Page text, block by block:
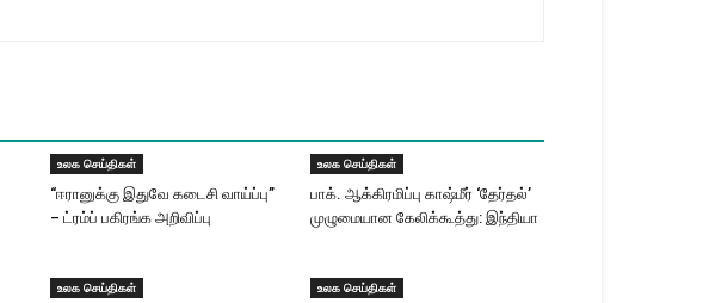
உலக செய்திகள்
“ஈரானுக்கு இதுவே கடைசி வாய்ப்பு”
– ட்ரம்ப் பகிரங்க அறிவிப்பு
உலக செய்திகள்
பாக். ஆக்கிரமிப்பு காஷ்மீர் ‘தேர்தல்’
முழுமையான கேலிக்கூத்து: இந்தியா
உலக செய்திகள் உலக செய்திகள்